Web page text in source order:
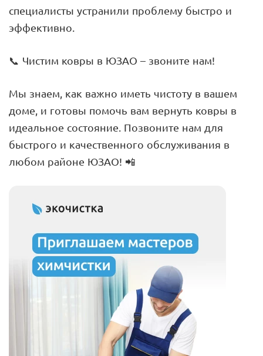
специалисты устранили проблему быстро и
эффективно.
📞 Чистим ковры в ЮЗАО – звоните нам!
Мы знаем, как важно иметь чистоту в вашем
доме, и готовы помочь вам вернуть ковры в
идеальное состояние. Позвоните нам для
быстрого и качественного обслуживания в
любом районе ЮЗАО! 📲